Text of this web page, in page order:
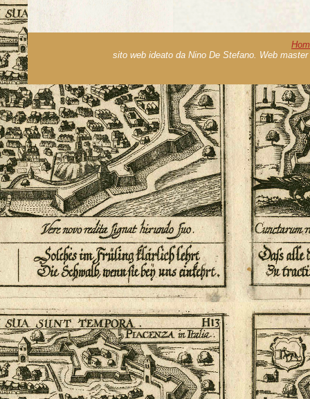
sito web ideato da Nino De Stefano. Web